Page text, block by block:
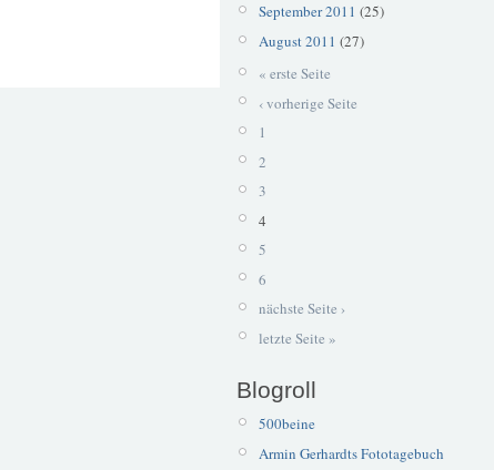
September 2011 (25)
August 2011 (27)
« erste Seite
‹ vorherige Seite
1
2
3
4
5
6
nächste Seite ›
letzte Seite »
Blogroll
500beine
Armin Gerhardts Fototagebuch